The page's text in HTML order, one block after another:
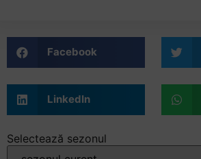
/".
This
shortcut
activates
reader
Facebook
LinkedIn
Selectează sezonul